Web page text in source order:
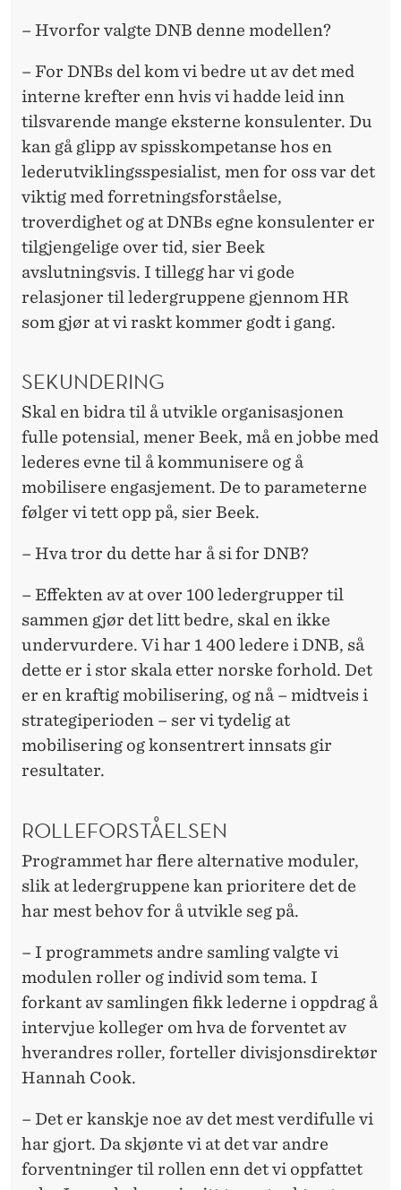
– Hvorfor valgte DNB denne modellen?
– For DNBs del kom vi bedre ut av det med
interne krefter enn hvis vi hadde leid inn
tilsvarende mange eksterne konsulenter. Du
kan gå glipp av spisskompetanse hos en
lederutviklingsspesialist, men for oss var det
viktig med forretningsforståelse,
troverdighet og at DNBs egne konsulenter er
tilgjengelige over tid, sier Beek
avslutningsvis. I tillegg har vi gode
relasjoner til ledergruppene gjennom HR
som gjør at vi raskt kommer godt i gang.
SEKUNDERING
Skal en bidra til å utvikle organisasjonen
fulle potensial, mener Beek, må en jobbe med
lederes evne til å kommunisere og å
mobilisere engasjement. De to parameterne
følger vi tett opp på, sier Beek.
– Hva tror du dette har å si for DNB?
– Effekten av at over 100 ledergrupper til
sammen gjør det litt bedre, skal en ikke
undervurdere. Vi har 1 400 ledere i DNB, så
dette er i stor skala etter norske forhold. Det
er en kraftig mobilisering, og nå – midtveis i
strategiperioden – ser vi tydelig at
mobilisering og konsentrert innsats gir
resultater.
ROLLEFORSTÅELSEN
Programmet har flere alternative moduler,
slik at ledergruppene kan prioritere det de
har mest behov for å utvikle seg på.
– I programmets andre samling valgte vi
modulen roller og individ som tema. I
forkant av samlingen fikk lederne i oppdrag å
intervjue kolleger om hva de forventet av
hverandres roller, forteller divisjonsdirektør
Hannah Cook.
– Det er kanskje noe av det mest verdifulle vi
har gjort. Da skjønte vi at det var andre
forventninger til rollen enn det vi oppfattet